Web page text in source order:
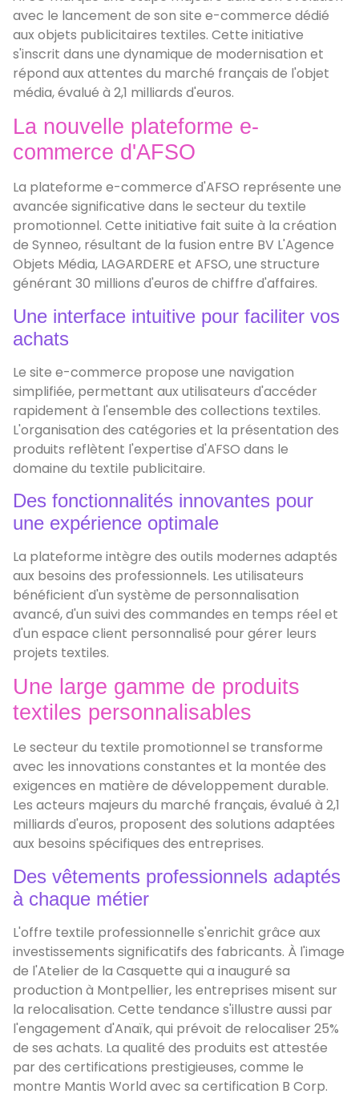
avec le lancement de son site e-commerce dédié
aux objets publicitaires textiles. Cette initiative
s'inscrit dans une dynamique de modernisation et
répond aux attentes du marché français de l'objet
média, évalué à 2,1 milliards d'euros.
La nouvelle plateforme e-
commerce d'AFSO
La plateforme e-commerce d'AFSO représente une
avancée significative dans le secteur du textile
promotionnel. Cette initiative fait suite à la création
de Synneo, résultant de la fusion entre BV L'Agence
Objets Média, LAGARDERE et AFSO, une structure
générant 30 millions d'euros de chiffre d'affaires.
Une interface intuitive pour faciliter vos
achats
Le site e-commerce propose une navigation
simplifiée, permettant aux utilisateurs d'accéder
rapidement à l'ensemble des collections textiles.
L'organisation des catégories et la présentation des
produits reflètent l'expertise d'AFSO dans le
domaine du textile publicitaire.
Des fonctionnalités innovantes pour
une expérience optimale
La plateforme intègre des outils modernes adaptés
aux besoins des professionnels. Les utilisateurs
bénéficient d'un système de personnalisation
avancé, d'un suivi des commandes en temps réel et
d'un espace client personnalisé pour gérer leurs
projets textiles.
Une large gamme de produits
textiles personnalisables
Le secteur du textile promotionnel se transforme
avec les innovations constantes et la montée des
exigences en matière de développement durable.
Les acteurs majeurs du marché français, évalué à 2,1
milliards d'euros, proposent des solutions adaptées
aux besoins spécifiques des entreprises.
Des vêtements professionnels adaptés
à chaque métier
L'offre textile professionnelle s'enrichit grâce aux
investissements significatifs des fabricants. À l'image
de l'Atelier de la Casquette qui a inauguré sa
production à Montpellier, les entreprises misent sur
la relocalisation. Cette tendance s'illustre aussi par
l'engagement d'Anaïk, qui prévoit de relocaliser 25%
de ses achats. La qualité des produits est attestée
par des certifications prestigieuses, comme le
montre Mantis World avec sa certification B Corp.